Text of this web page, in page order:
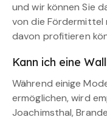
und wir können Sie
von die Fördermittel
davon profitieren
Kann ich eine
Während einige
ermöglichen, wird
Joachimsthal,